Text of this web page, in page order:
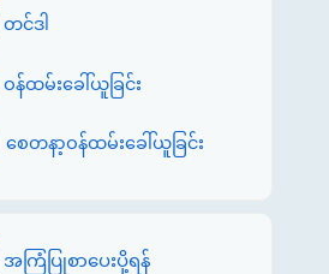
တင်ဒါ
ဝန်ထမ်းခေါ်ယူခြင်း
စေတနာ့ဝန်ထမ်းခေါ်ယူခြင်း
အကြံပြုစာပေးပို့ရန်